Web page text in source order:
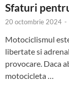
Sfaturi
20 octombrie 2024 -
Motociclismul
libertate si
provocare. Daca
motocicleta …